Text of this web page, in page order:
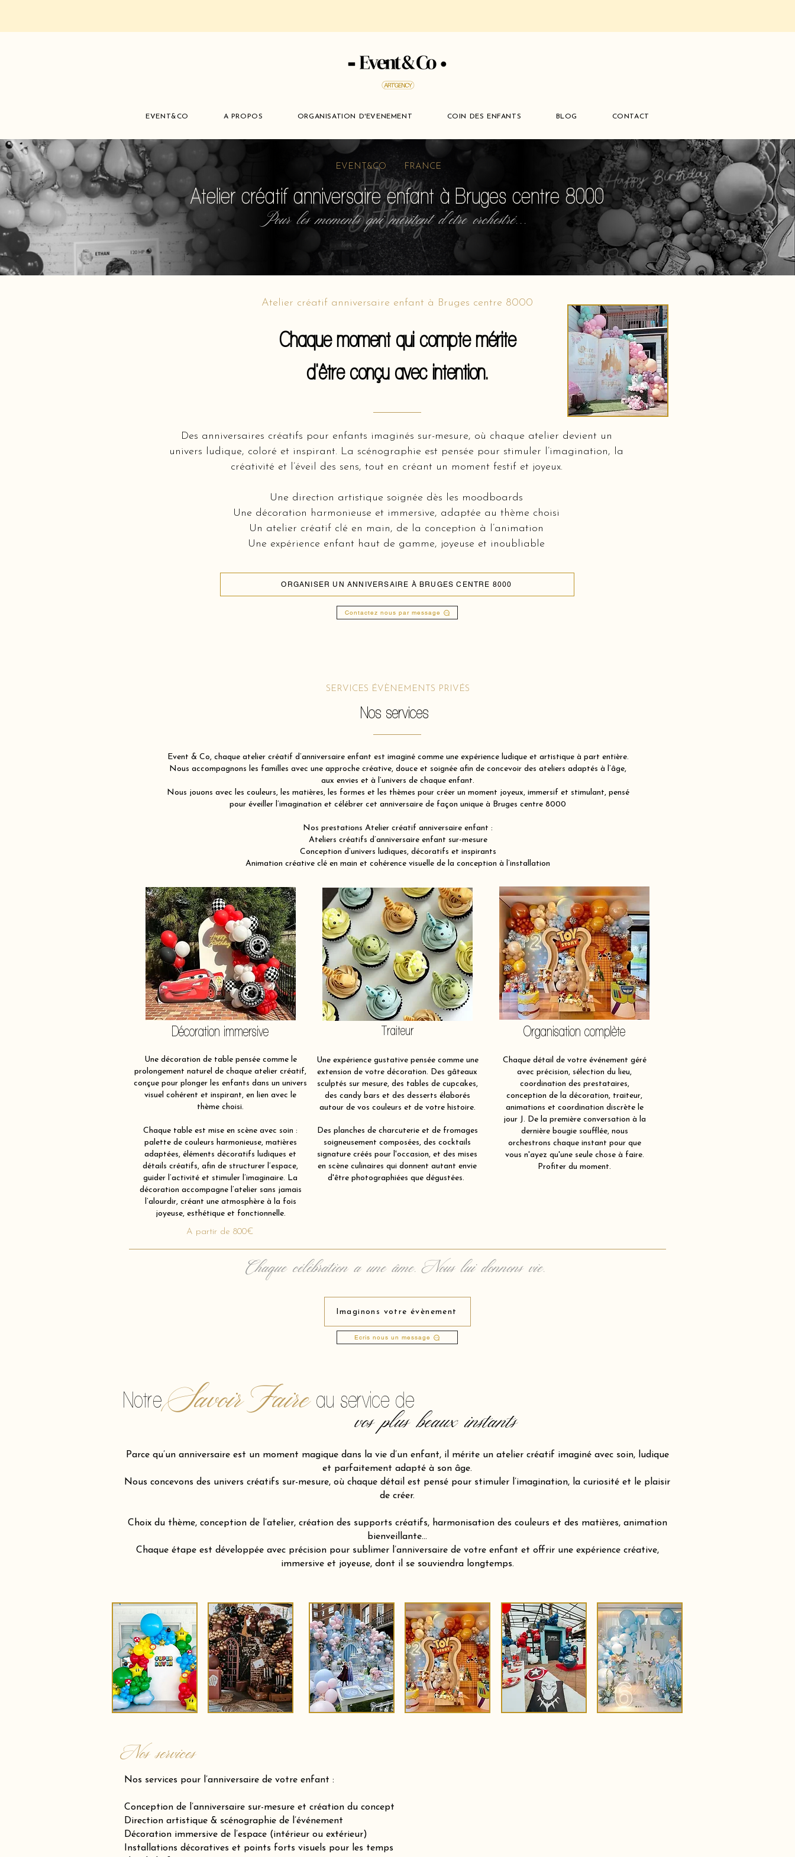
EVENT&CO A PROPOS ORGANISATION D'EVENEMENT COIN DES ENFANTS BLOG CONTACT
EVENT&CO FRANCE
Atelier créatif anniversaire enfant à Bruges centre 8000
Pour les moments qui méritent d'etre orchestré...
Atelier créatif anniversaire enfant à Bruges centre 8000
Chaque moment qui compte mérite
d'être conçu avec intention.
Des anniversaires créatifs pour enfants imaginés sur-mesure, où chaque atelier devient un
univers ludique, coloré et inspirant. La scénographie est pensée pour stimuler l’imagination, la
créativité et l’éveil des sens, tout en créant un moment festif et joyeux.
Une direction artistique soignée dès les moodboards
Une décoration harmonieuse et immersive, adaptée au thème choisi
Un atelier créatif clé en main, de la conception à l’animation
Une expérience enfant haut de gamme, joyeuse et inoubliable
ORGANISER UN ANNIVERSAIRE À BRUGES CENTRE 8000
Contactez nous par message
SERVICES ÉVÈNEMENTS PRIVÉS
Nos services
Event & Co, chaque atelier créatif d’anniversaire enfant est imaginé comme une expérience ludique et artistique à part entière.
Nous accompagnons les familles avec une approche créative, douce et soignée afin de concevoir des ateliers adaptés à l’âge,
aux envies et à l’univers de chaque enfant.
Nous jouons avec les couleurs, les matières, les formes et les thèmes pour créer un moment joyeux, immersif et stimulant, pensé
pour éveiller l’imagination et célébrer cet anniversaire de façon unique à Bruges centre 8000
Nos prestations Atelier créatif anniversaire enfant :
Ateliers créatifs d’anniversaire enfant sur-mesure
Conception d’univers ludiques, décoratifs et inspirants
Animation créative clé en main et cohérence visuelle de la conception à l’installation
Décoration immersive
Une décoration de table pensée comme le
prolongement naturel de chaque atelier créatif,
conçue pour plonger les enfants dans un univers
visuel cohérent et inspirant, en lien avec le
thème choisi.
Chaque table est mise en scène avec soin :
palette de couleurs harmonieuse, matières
adaptées, éléments décoratifs ludiques et
détails créatifs, afin de structurer l’espace,
guider l’activité et stimuler l’imaginaire. La
décoration accompagne l’atelier sans jamais
l’alourdir, créant une atmosphère à la fois
joyeuse, esthétique et fonctionnelle.
Traiteur
Une expérience gustative pensée comme une
extension de votre décoration. Des gâteaux
sculptés sur mesure, des tables de cupcakes,
des candy bars et des desserts élaborés
autour de vos couleurs et de votre histoire.
Des planches de charcuterie et de fromages
soigneusement composées, des cocktails
signature créés pour l'occasion, et des mises
en scène culinaires qui donnent autant envie
d'être photographiées que dégustées.
Organisation complète
Chaque détail de votre événement géré
avec précision, sélection du lieu,
coordination des prestataires,
conception de la décoration, traiteur,
animations et coordination discrète le
jour J. De la première conversation à la
dernière bougie soufflée, nous
orchestrons chaque instant pour que
vous n'ayez qu'une seule chose à faire.
Profiter du moment.
A partir de 800€
Chaque célébration a une âme. Nous lui donnons vie.
Imaginons votre évènement
Ecris nous un message
Savoir Faire
Notre au service de
vos plus beaux instants
Parce qu’un anniversaire est un moment magique dans la vie d’un enfant, il mérite un atelier créatif imaginé avec soin, ludique
et parfaitement adapté à son âge.
Nous concevons des univers créatifs sur-mesure, où chaque détail est pensé pour stimuler l’imagination, la curiosité et le plaisir
de créer.
Choix du thème, conception de l’atelier, création des supports créatifs, harmonisation des couleurs et des matières, animation
bienveillante…
Chaque étape est développée avec précision pour sublimer l’anniversaire de votre enfant et offrir une expérience créative,
immersive et joyeuse, dont il se souviendra longtemps.
Nos services
Nos services pour l’anniversaire de votre enfant :
Conception de l’anniversaire sur-mesure et création du concept
Direction artistique & scénographie de l’événement
Décoration immersive de l’espace (intérieur ou extérieur)
Installations décoratives et points forts visuels pour les temps